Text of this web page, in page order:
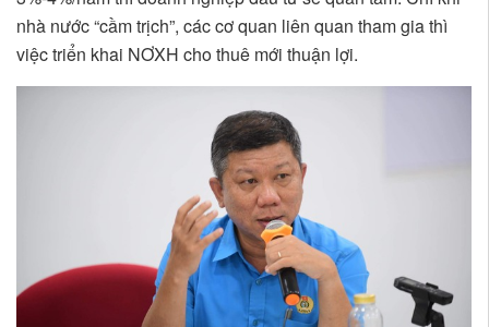
nhà nước “cầm trịch”, các cơ quan liên quan tham gia thì
việc triển khai NƠXH cho thuê mới thuận lợi.